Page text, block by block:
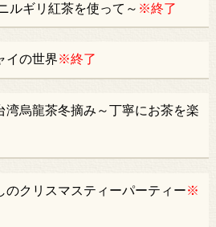
紅茶を使って～ ※終了
イの世界※終了
湾烏龍茶冬摘み～丁寧にお茶を楽
のクリスマスティーパーティー※